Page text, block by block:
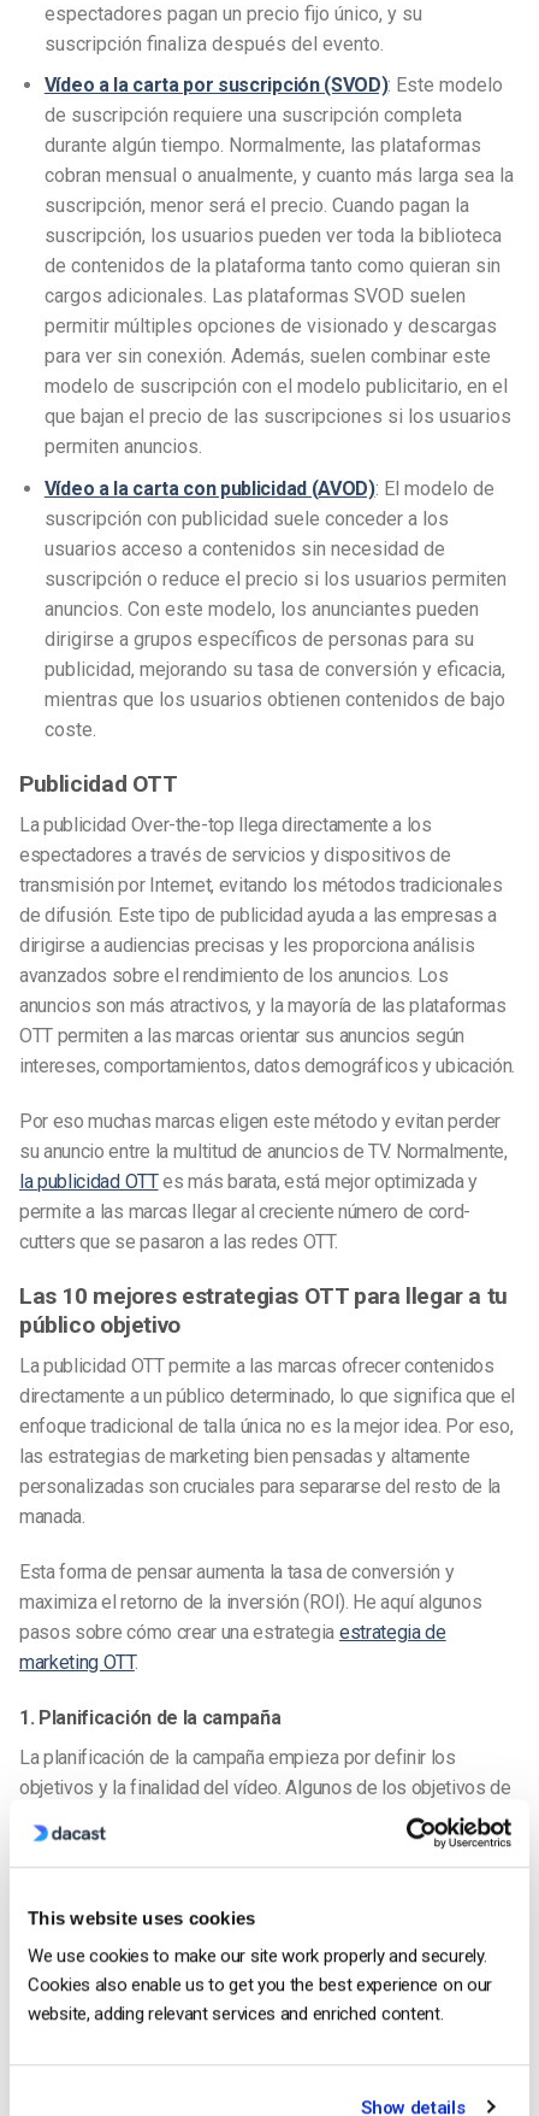
This website uses cookies
We use cookies to make our site work properly and securely.
Cookies also enable us to get you the best experience on our
website, adding relevant services and enriched content.
Show details
espectadores pagan un precio fijo único, y su
suscripción finaliza después del evento.
Vídeo a la carta por suscripción (SVOD): Este modelo
de suscripción requiere una suscripción completa
durante algún tiempo. Normalmente, las plataformas
cobran mensual o anualmente, y cuanto más larga sea la
suscripción, menor será el precio. Cuando pagan la
suscripción, los usuarios pueden ver toda la biblioteca
de contenidos de la plataforma tanto como quieran sin
cargos adicionales. Las plataformas SVOD suelen
permitir múltiples opciones de visionado y descargas
para ver sin conexión. Además, suelen combinar este
modelo de suscripción con el modelo publicitario, en el
que bajan el precio de las suscripciones si los usuarios
permiten anuncios.
Vídeo a la carta con publicidad (AVOD): El modelo de
suscripción con publicidad suele conceder a los
usuarios acceso a contenidos sin necesidad de
suscripción o reduce el precio si los usuarios permiten
anuncios. Con este modelo, los anunciantes pueden
dirigirse a grupos específicos de personas para su
publicidad, mejorando su tasa de conversión y eficacia,
mientras que los usuarios obtienen contenidos de bajo
coste.
Publicidad OTT
La publicidad Over-the-top llega directamente a los
espectadores a través de servicios y dispositivos de
transmisión por Internet, evitando los métodos tradicionales
de difusión. Este tipo de publicidad ayuda a las empresas a
dirigirse a audiencias precisas y les proporciona análisis
avanzados sobre el rendimiento de los anuncios. Los
anuncios son más atractivos, y la mayoría de las plataformas
OTT permiten a las marcas orientar sus anuncios según
intereses, comportamientos, datos demográficos y ubicación.
Por eso muchas marcas eligen este método y evitan perder
su anuncio entre la multitud de anuncios de TV. Normalmente,
la publicidad OTTes más barata, está mejor optimizada y
permite a las marcas llegar al creciente número de cord-
cutters que se pasaron a las redes OTT.
Las 10 mejores estrategias OTT para llegar a tu
público objetivo
La publicidad OTT permite a las marcas ofrecer contenidos
directamente a un público determinado, lo que significa que el
enfoque tradicional de talla única no es la mejor idea. Por eso,
las estrategias de marketing bien pensadas y altamente
personalizadas son cruciales para separarse del resto de la
manada.
Esta forma de pensar aumenta la tasa de conversión y
maximiza el retorno de la inversión (ROI). He aquí algunos
pasos sobrecómo crear una estrategia estrategia de
marketing OTT.
1. Planificación de la campaña
La planificación de la campaña empieza por definir los
objetivos y la finalidad del vídeo. Algunos de los objetivos de
Conocimiento de la marca
Generación de clientes potenciales
Compromiso del cliente
Conversiones
Por otro lado, algunas de las posibles finalidades del vídeo